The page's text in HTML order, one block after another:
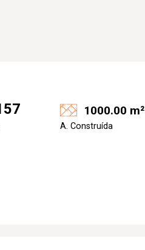
1000.00 m²
A. Construída